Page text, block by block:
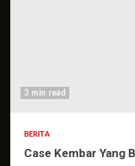
3 min read
BERITA
Case Kembar Yang